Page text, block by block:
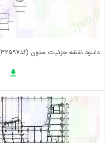
دانلود نقشه جزئیات ستون (کد32597)